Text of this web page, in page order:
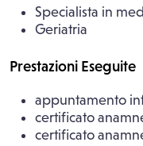
Specialista in
Geriatria
Prestazioni Eseguite
appuntamento
certificato
certificato